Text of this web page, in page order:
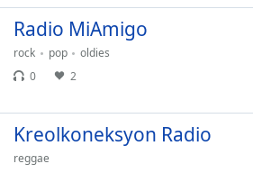
Radio MiAmigo
rock pop
oldies
0
2
Kreolkoneksyon Radio
reggae